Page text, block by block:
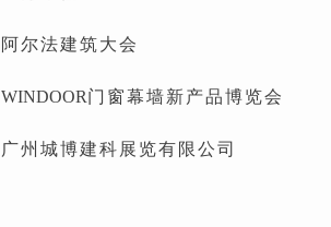
阿尔法建筑大会
WINDOOR门窗幕墙新产品博览会
广州城博建科展览有限公司